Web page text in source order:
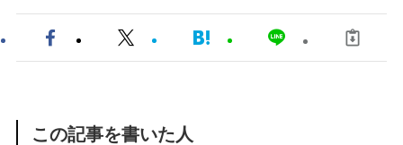
この記事を書いた人